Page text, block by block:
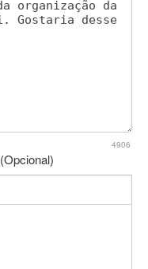
4906
(Opcional)